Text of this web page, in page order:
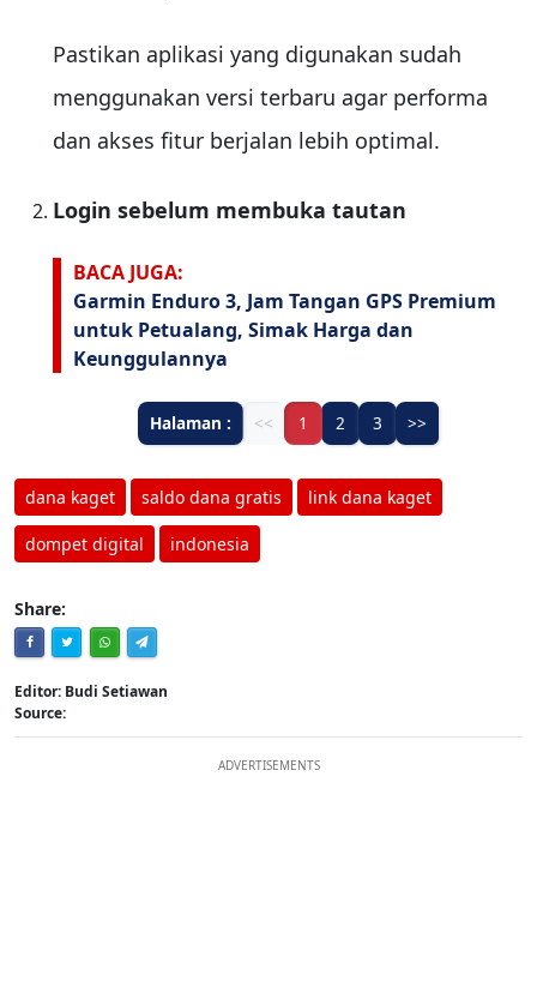
Pastikan aplikasi yang digunakan sudah
menggunakan versi terbaru agar performa
dan akses fitur berjalan lebih optimal.
Login sebelum membuka tautan
BACA JUGA:
Garmin Enduro 3, Jam Tangan GPS Premium
untuk Petualang, Simak Harga dan
Keunggulannya
Halaman : << 1 2 3 >>
dana kaget saldo dana gratis link dana kaget
dompet digital indonesia
Share:
Editor: Budi Setiawan
Source:
ADVERTISEMENTS